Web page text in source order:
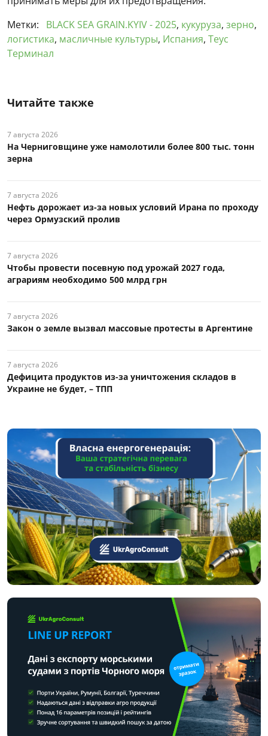
Метки:
BLACK SEA GRAIN.KYIV - 2025, кукуруза, зерно,
логистика, масличные культуры, Испания, Теус
Терминал
Читайте также
7 августа 2026
На Черниговщине уже намолотили более 800 тыс. тонн
зерна
7 августа 2026
Нефть дорожает из-за новых условий Ирана по проходу
через Ормузский пролив
7 августа 2026
Чтобы провести посевную под урожай 2027 года,
аграриям необходимо 500 млрд грн
7 августа 2026
Закон о земле вызвал массовые протесты в Аргентине
7 августа 2026
Дефицита продуктов из-за уничтожения складов в
Украине не будет, – ТПП